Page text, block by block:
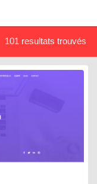
101 resultats trouvés